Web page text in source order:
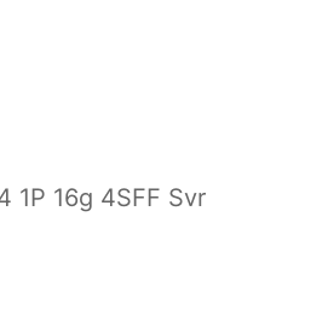
1P 16g 4SFF Svr